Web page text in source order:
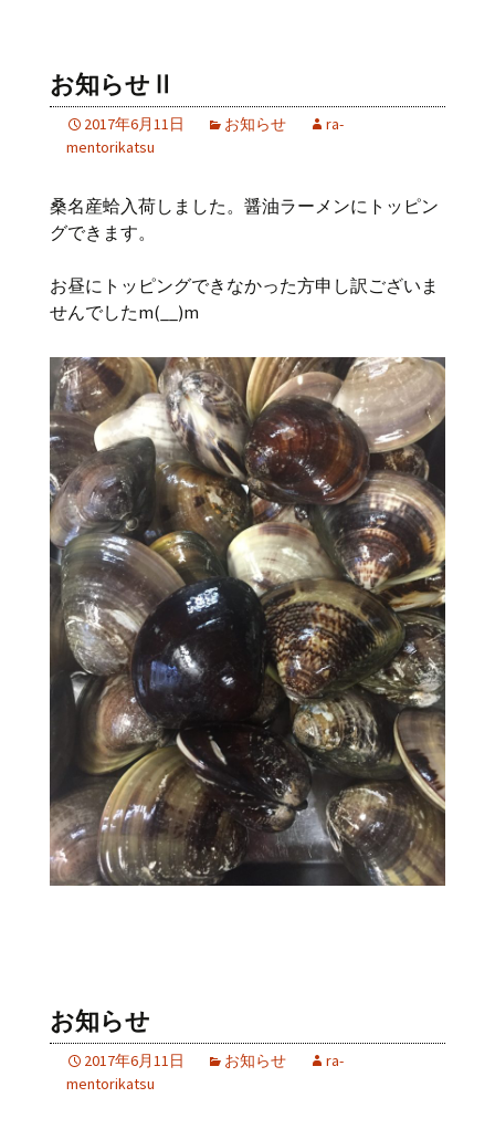
お知らせⅡ
2017年6月11日 お知らせ
ra-
mentorikatsu
桑名産蛤入荷しました。醤油ラーメンにトッピン
グできます。
お昼にトッピングできなかった方申し訳ございま
せんでしたm(__)m
お知らせ
2017年6月11日 お知らせ
ra-
mentorikatsu